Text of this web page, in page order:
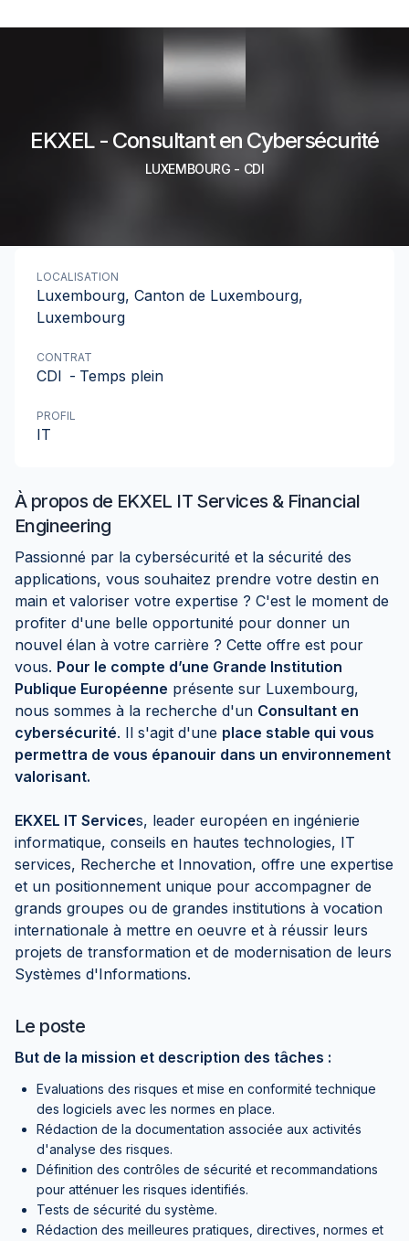
EKXEL - Consultant en Cybersécurité
LUXEMBOURG - CDI
À propos de EKXEL IT Services & Financial
Engineering
Passionné par la cybersécurité et la sécurité des
applications, vous souhaitez prendre votre destin en
main et valoriser votre expertise ? C'est le moment de
profiter d'une belle opportunité pour donner un
nouvel élan à votre carrière ? Cette offre est pour
vous. Pour le compte d’une Grande Institution
Publique Européenne présente sur Luxembourg,
nous sommes à la recherche d'un Consultant en
cybersécurité. Il s'agit d'une place stable qui vous
permettra de vous épanouir dans un environnement
valorisant.
EKXEL IT Services, leader européen en ingénierie
informatique, conseils en hautes technologies, IT
services, Recherche et Innovation, offre une expertise
et un positionnement unique pour accompagner de
grands groupes ou de grandes institutions à vocation
internationale à mettre en oeuvre et à réussir leurs
projets de transformation et de modernisation de leurs
Systèmes d'Informations.
Le poste
But de la mission et description des tâches :
Evaluations des risques et mise en conformité technique
des logiciels avec les normes en place.
Rédaction de la documentation associée aux activités
d'analyse des risques.
Définition des contrôles de sécurité et recommandations
pour atténuer les risques identifiés.
Tests de sécurité du système.
Rédaction des meilleures pratiques, directives, normes et
LOCALISATION
Luxembourg, Canton de Luxembourg,
Luxembourg
CONTRAT
CDI - Temps plein
PROFIL
IT